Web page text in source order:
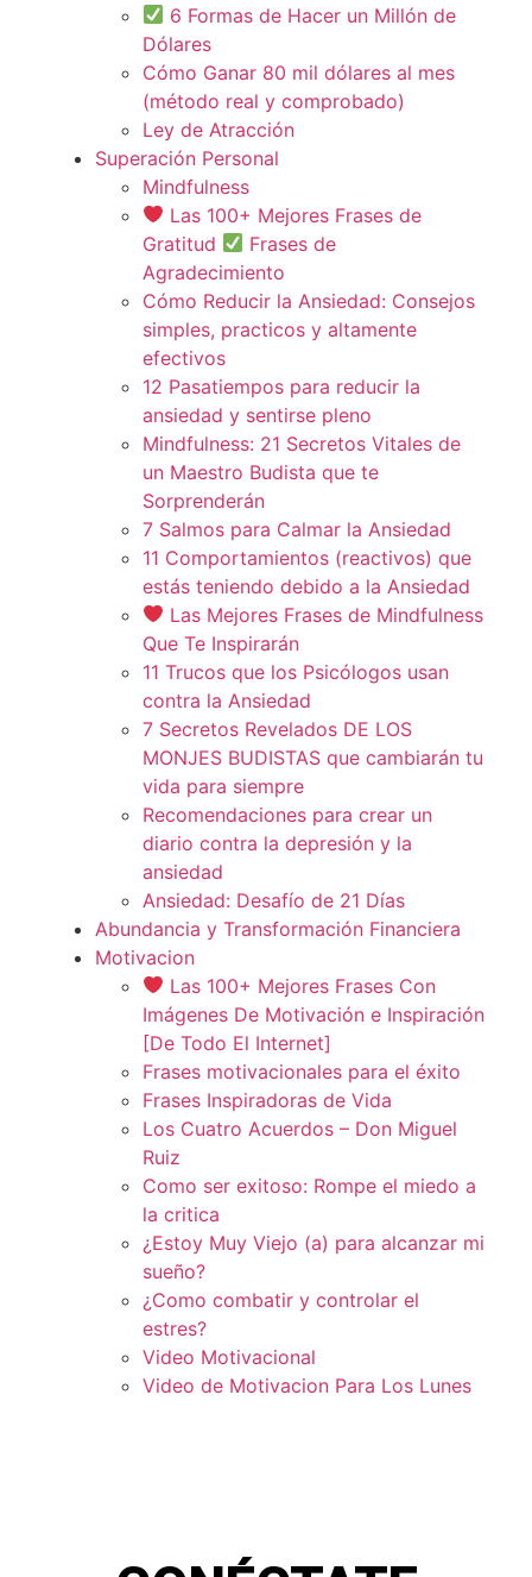
6 Formas de Hacer un Millón de
Dólares
Cómo Ganar 80 mil dólares al mes
(método real y comprobado)
Ley de Atracción
Superación Personal
Mindfulness
Las 100+ Mejores Frases de
Gratitud
Frases de
Agradecimiento
Cómo Reducir la Ansiedad: Consejos
simples, practicos y altamente
efectivos
12 Pasatiempos para reducir la
ansiedad y sentirse pleno
Mindfulness: 21 Secretos Vitales de
un Maestro Budista que te
Sorprenderán
7 Salmos para Calmar la Ansiedad
11 Comportamientos (reactivos) que
estás teniendo debido a la Ansiedad
Las Mejores Frases de Mindfulness
Que Te Inspirarán
11 Trucos que los Psicólogos usan
contra la Ansiedad
7 Secretos Revelados DE LOS
MONJES BUDISTAS que cambiarán tu
vida para siempre
Recomendaciones para crear un
diario contra la depresión y la
ansiedad
Ansiedad: Desafío de 21 Días
Abundancia y Transformación Financiera
Motivacion
Las 100+ Mejores Frases Con
Imágenes De Motivación e Inspiración
[De Todo El Internet]
Frases motivacionales para el éxito
Frases Inspiradoras de Vida
Los Cuatro Acuerdos – Don Miguel
Ruiz
Como ser exitoso: Rompe el miedo a
la critica
¿Estoy Muy Viejo (a) para alcanzar mi
sueño?
¿Como combatir y controlar el
estres?
Video Motivacional
Video de Motivacion Para Los Lunes